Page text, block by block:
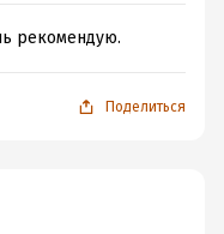
рекомендую.
Поделиться